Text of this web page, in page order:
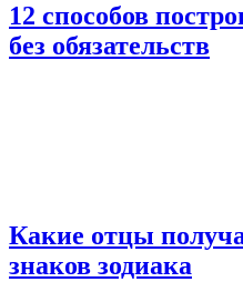
12 способов
без обязательств
Какие отцы
знаков зодиака